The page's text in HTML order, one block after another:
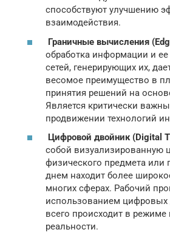
способствуют улучшению
взаимодействия.
Граничные вычисления
обработка информации и
сетей, генерирующих их,
весомое преимущество в
принятия решений на
Является критически
продвижении технологий
Цифровой двойник (Digital
собой визуализированную
физического предмета
днем находит более
многих сферах. Рабочий
использованием
всего происходит в режиме
реальности.